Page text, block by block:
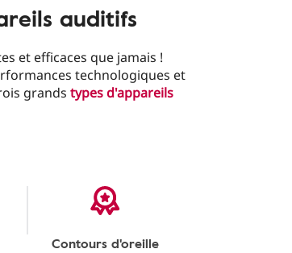
auditifs
et efficaces que jamais !
technologiques et
grands types d'appareils
Contours d'oreille